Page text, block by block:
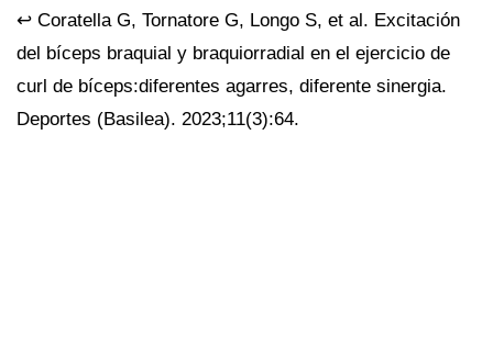
↩ Coratella G, Tornatore G, Longo S, et al. Excitación
del bíceps braquial y braquiorradial en el ejercicio de
curl de bíceps:diferentes agarres, diferente sinergia.
Deportes (Basilea). 2023;11(3):64.